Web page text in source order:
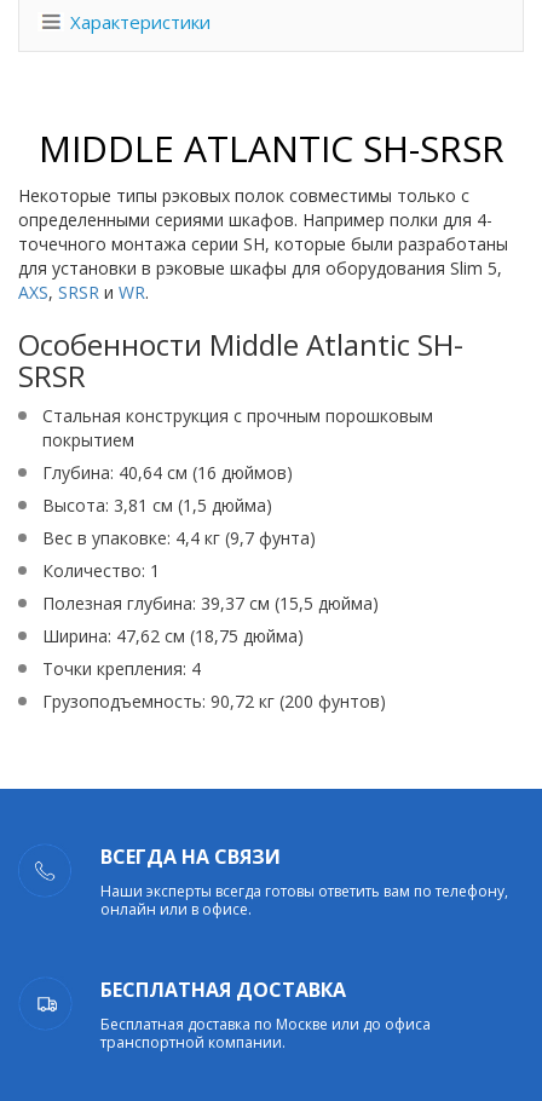
Характеристики
MIDDLE ATLANTIC SH-SRSR
Некоторые типы рэковых полок совместимы только с
определенными сериями шкафов. Например полки для 4-
точечного монтажа серии SH, которые были разработаны
для установки в рэковые шкафы для оборудования Slim 5,
AXS, SRSR и WR.
Особенности Middle Atlantic SH-
SRSR
Стальная конструкция с прочным порошковым
покрытием
Глубина: 40,64 см (16 дюймов)
Высота: 3,81 см (1,5 дюйма)
Вес в упаковке: 4,4 кг (9,7 фунта)
Количество: 1
Полезная глубина: 39,37 см (15,5 дюйма)
Ширина: 47,62 см (18,75 дюйма)
Точки крепления: 4
Грузоподъемность: 90,72 кг (200 фунтов)
ВСЕГДА НА СВЯЗИ
Наши эксперты всегда готовы ответить вам по телефону,
онлайн или в офисе.
БЕСПЛАТНАЯ ДОСТАВКА
Бесплатная доставка по Москве или до офиса
транспортной компании.